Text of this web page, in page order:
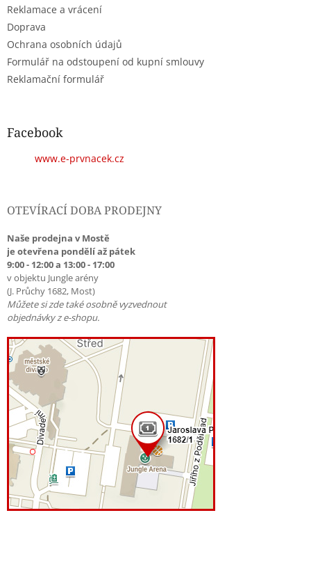
Reklamace a vrácení
Doprava
Ochrana osobních údajů
Formulář na odstoupení od kupní smlouvy
Reklamační formulář
Facebook
www.e-prvnacek.cz
OTEVÍRACÍ DOBA PRODEJNY
Naše prodejna v Mostě
je otevřena pondělí až pátek
9:00 - 12:00 a 13:00 - 17:00
v objektu Jungle arény
(J. Průchy 1682, Most)
Můžete si zde také osobně vyzvednout
objednávky z e-shopu.